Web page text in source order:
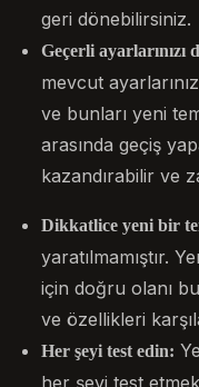
geri dönebilirsiniz.
Geçerli ayarlarınızı
mevcut
ve bunları yeni
arasında geçiş
kazandırabilir ve
Dikkatlice yeni bir
yaratılmamıştır.
için doğru olanı
ve özellikleri
Her şeyi test edin:
her şeyi test